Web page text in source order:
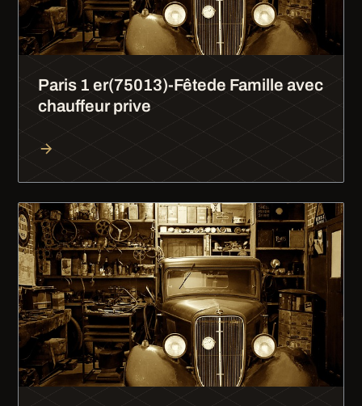
Paris 1 er(75013)-Fêtede Famille avec
chauffeur prive